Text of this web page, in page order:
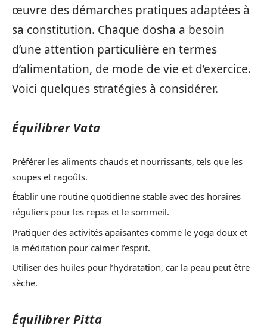
œuvre des démarches pratiques adaptées à
sa constitution. Chaque dosha a besoin
d’une attention particulière en termes
d’alimentation, de mode de vie et d’exercice.
Voici quelques stratégies à considérer.
Équilibrer Vata
Préférer les aliments chauds et nourrissants, tels que les
soupes et ragoûts.
Établir une routine quotidienne stable avec des horaires
réguliers pour les repas et le sommeil.
Pratiquer des activités apaisantes comme le yoga doux et
la méditation pour calmer l’esprit.
Utiliser des huiles pour l’hydratation, car la peau peut être
sèche.
Équilibrer Pitta